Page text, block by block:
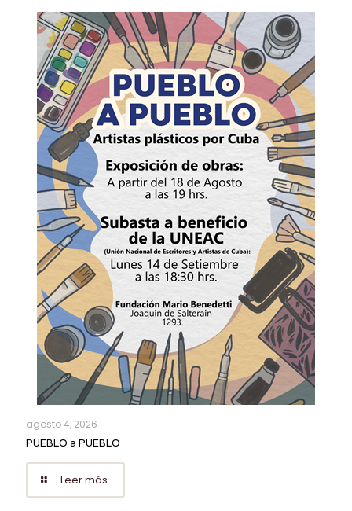
agosto 4, 2026
PUEBLO a PUEBLO
Leer más